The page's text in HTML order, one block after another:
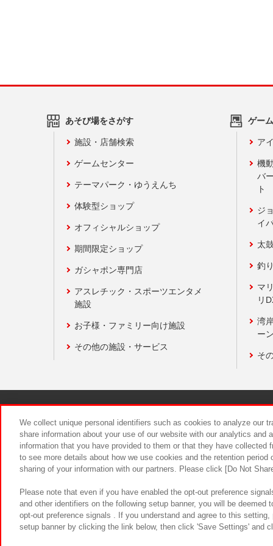
あそび場をさがす
施設・店舗検索
ゲームセンター
テーマパーク・ゆうえんち
体験型ショップ
オフィシャルショップ
期間限定ショップ
ガシャポン専門店
アスレチック・スポーツエンタメ
施設
お子様・ファミリー向け施設
その他の施設・サービス
ゲー
ア
機
バ
ト
ジ
イ
太
釣
マ
リ
湾
ー
そ
食品のご
We collect unique personal identifiers such as cookies to analyze our
share information about your use of our website with our analytics and
information that you have provided to them or that they have
to see more details about how we use cookies and the retention
sharing of your information with our partners. Please click [Do Not
Please note that even if you have enabled the opt-out preference
and other identifiers on the following setup banner, you will be
opt-out preference signals . If you understand and agree to this
setup banner by clicking the link below, then click 'Save Settings' and